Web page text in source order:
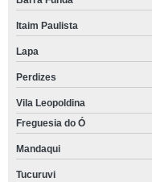
Itaim Paulista
Lapa
Perdizes
Vila Leopoldina
Freguesia do Ó
Mandaqui
Tucuruvi